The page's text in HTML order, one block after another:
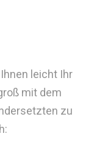
leicht Ihr
mit dem
zu